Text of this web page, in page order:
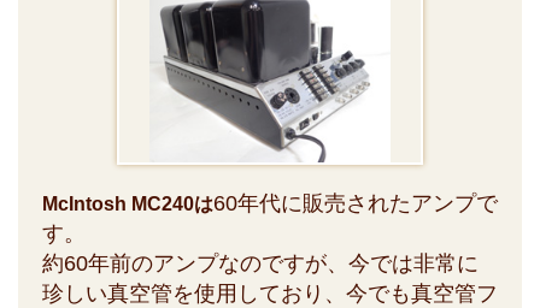
McIntosh MC240は60年代に販売されたアンプで
す。
約60年前のアンプなのですが、今では非常に
珍しい真空管を使用しており、今でも真空管フ